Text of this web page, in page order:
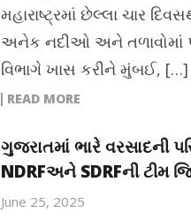
મહારાષ્ટ્રમાં છેલ્લા ચાર
અનેક નદીઓ અને તળાવોમાં
વિભાગે ખાસ કરીને મુંબઈ, […]
READ MORE
ગુજરાતમાં ભારે વરસાદની
NDRFઅને SDRFની ટીમ
June 25, 2025